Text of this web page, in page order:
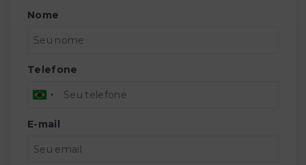
Nome
Telefone
E-mail